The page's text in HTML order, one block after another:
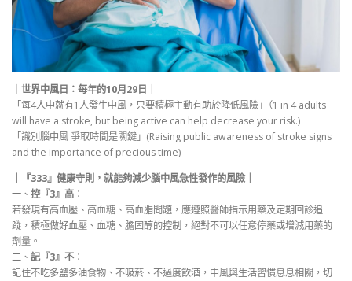
世界中風日：每年的10月29日
「每4人中就有1人發生中風，只要積極主動有助於降低風險｣（1 in 4 adults
will have a stroke, but being active can help decrease your risk.)
「識別腦中風 爭取時間是關鍵」(Raising public awareness of stroke signs
and the importance of precious time)
｜『333』健康守則，就能夠減少腦中風急性發作的風險｜
一、 控『3』高 ：
若發現有高血壓、高血糖、高血脂問題，應遵照醫師指示用藥及定期回診追
蹤，積極做好血壓、血糖、膽固醇的控制，絕對不可以任意停藥或增減用藥的
劑量。
二、 記『3』不 ：
記住不吃多鹽多油食物、不吸菸、不過度飲酒，中風與生活習慣息息相關，切